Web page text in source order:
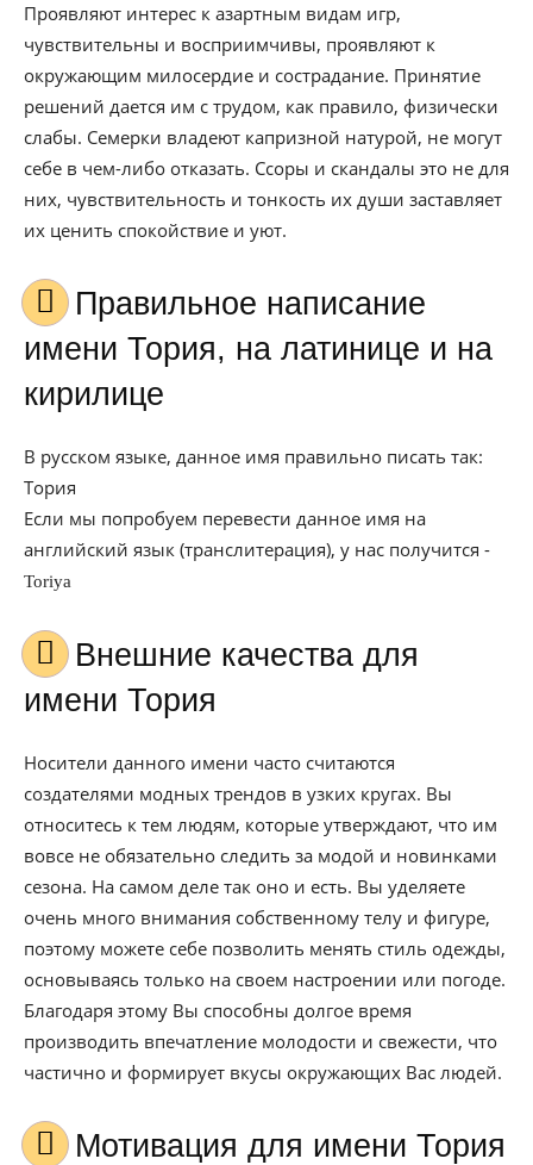
Проявляют интерес к азартным видам игр,
чувствительны и восприимчивы, проявляют к
окружающим милосердие и сострадание. Принятие
решений дается им с трудом, как правило, физически
слабы. Семерки владеют капризной натурой, не могут
себе в чем-либо отказать. Ссоры и скандалы это не для
них, чувствительность и тонкость их души заставляет
их ценить спокойствие и уют.
Правильное написание
имени Тория, на латинице и на
кирилице
В русском языке, данное имя правильно писать так:
Тория
Если мы попробуем перевести данное имя на
английский язык (транслитерация), у нас получится -
Toriya
Внешние качества для
имени Тория
Носители данного имени часто считаются
создателями модных трендов в узких кругах. Вы
относитесь к тем людям, которые утверждают, что им
вовсе не обязательно следить за модой и новинками
сезона. На самом деле так оно и есть. Вы уделяете
очень много внимания собственному телу и фигуре,
поэтому можете себе позволить менять стиль одежды,
основываясь только на своем настроении или погоде.
Благодаря этому Вы способны долгое время
производить впечатление молодости и свежести, что
частично и формирует вкусы окружающих Вас людей.
Мотивация для имени Тория